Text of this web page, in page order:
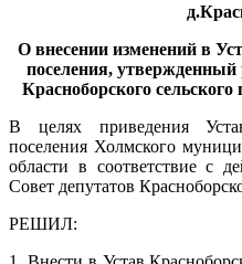
О внесении изменений в
поселения,
Красноборского
В целях приведения
поселения Холмского
области в соответствие с
Совет депутатов
РЕШИЛ: